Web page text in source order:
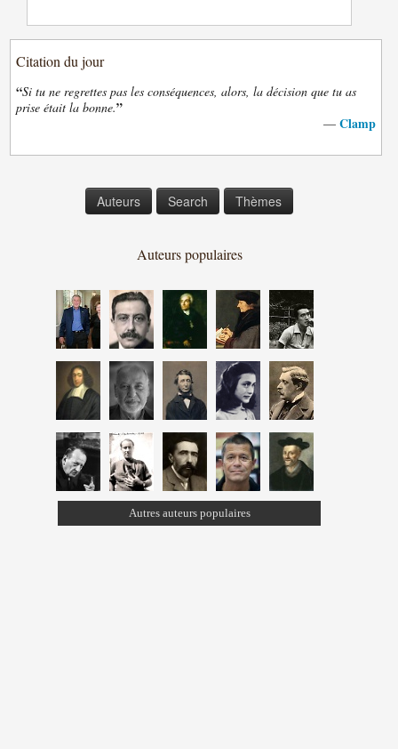
Citation du jour
“Si tu ne regrettes pas les conséquences, alors, la décision que tu as
prise était la bonne.”
— Clamp
Auteurs Search Thèmes
Auteurs populaires
Autres auteurs populaires